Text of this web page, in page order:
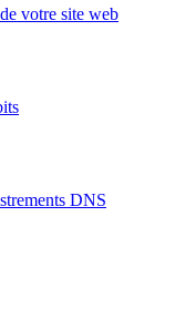
votre site web
DNS